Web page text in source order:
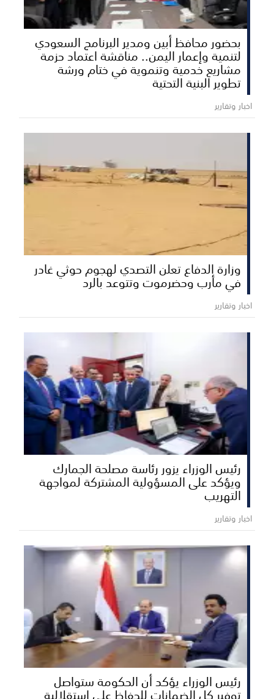
بحضور محافظ أبين ومدير البرنامج السعودي
لتنمية وإعمار اليمن.. مناقشة اعتماد حزمة
مشاريع خدمية وتنموية في ختام ورشة
تطوير البنية التحتية
اخبار وتقارير
وزارة الدفاع تعلن التصدي لهجوم حوثي غادر
في مأرب وحضرموت وتتوعد بالرد
اخبار وتقارير
رئيس الوزراء يزور رئاسة مصلحة الجمارك
ويؤكد على المسؤولية المشتركة لمواجهة
التهريب
اخبار وتقارير
رئيس الوزراء يؤكد أن الحكومة ستواصل
توفير كل الضمانات للحفاظ على استقلالية